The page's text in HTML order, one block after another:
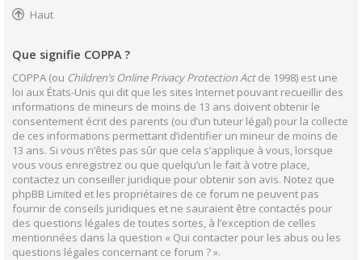
Haut
Que signifie COPPA ?
COPPA (ou Children’s Online Privacy Protection Actde 1998) est une
loi aux États-Unis qui dit que les sites Internet pouvant recueillir des
informations de mineurs de moins de 13 ans doivent obtenir le
consentement écrit des parents (ou d’un tuteur légal) pour la collecte
de ces informations permettant d’identifier un mineur de moins de
13 ans. Si vous n’êtes pas sûr que cela s’applique à vous, lorsque
vous vous enregistrez ou que quelqu’un le fait à votre place,
contactez un conseiller juridique pour obtenir son avis. Notez que
phpBB Limited et les propriétaires de ce forum ne peuvent pas
fournir de conseils juridiques et ne sauraient être contactés pour
des questions légales de toutes sortes, à l’exception de celles
mentionnées dans la question « Qui contacter pour les abus ou les
questions légales concernant ce forum ? ».